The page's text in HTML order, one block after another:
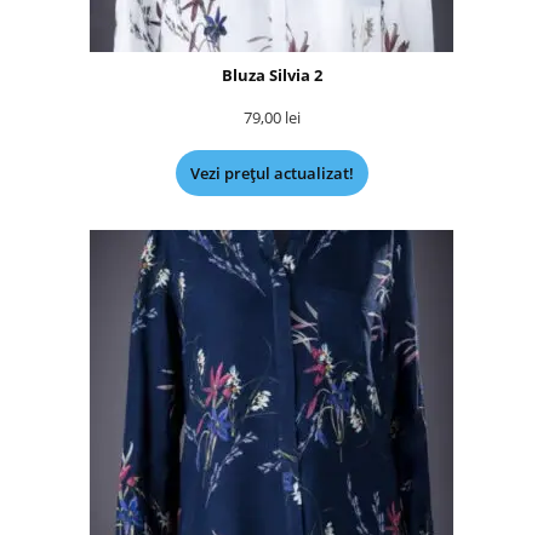
Bluza Silvia 2
79,00 lei
Vezi prețul actualizat!